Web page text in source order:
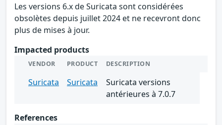
Les versions 6.x de Suricata sont considérées
obsolètes depuis juillet 2024 et ne recevront donc
plus de mises à jour.
Impacted products
VENDOR PRODUCT DESCRIPTION
Suricata Suricata
Suricata versions
antérieures à 7.0.7
References